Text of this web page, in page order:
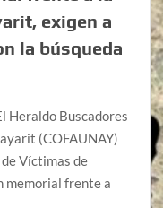
exigen a
la búsqueda
Heraldo Buscadores
(COFAUNAY)
Víctimas de
memorial frente a